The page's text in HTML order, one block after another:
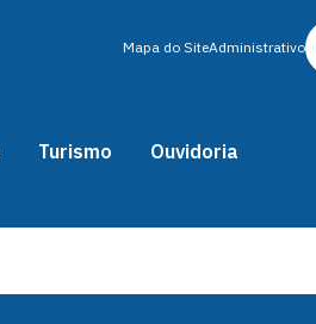
Mapa do SiteAdministrativo
Turismo Ouvidoria